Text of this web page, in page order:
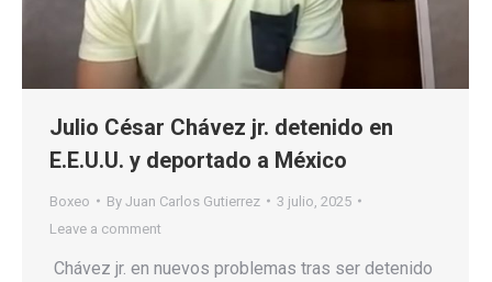
Julio César Chávez jr. detenido en
E.E.U.U. y deportado a México
Boxeo By Juan Carlos Gutierrez
3 julio, 2025
Leave a comment
Chávez jr. en nuevos problemas tras ser detenido